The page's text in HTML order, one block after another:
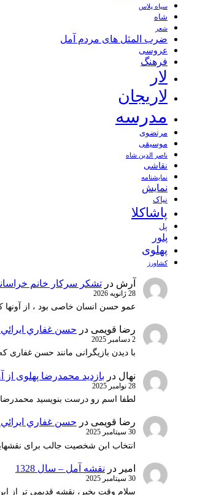
سیاه پلاس
شاه
شعر
ضرب المثل های مردم آمل
عروسی
فرهنگ
لار
لاریجان
مدرسه
مرتضوی
موسیقی
ناصر الدین شاه
نقاشی
نمايشنامه
نمایش
نیاک
پاشاکلا
پل
پلور
پهلوی
کشاورز
آرش در تشکر سرکار خانم
28 ژانویه 2026
عمو حسن انسان خاصی بود ، از آونها
رضا قویمی در حسن غفاري ايرائي هنرپيشه
2 دسامبر 2025
با دیدن بازیگرانی مانند حسن
نهال در بازدید محمدرضا پهلوی از آمل
28 نوامبر 2025
لطفا اسم رو درست بنویسید
رضا قویمی در حسن غفاري ايرائي هنرپيشه
30 سپتامبر 2025
انتخاب ابن شخصیت جالب برای
امیر در نقشه آمل – سال 1328
30 سپتامبر 2025
سلام وقت بخیر، نقشه قدیمی تر از